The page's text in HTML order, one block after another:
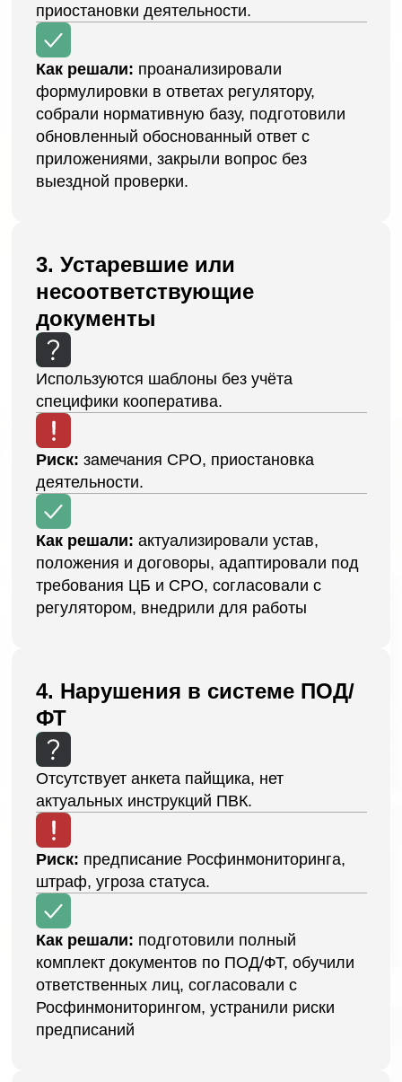
положения и договоры, адаптировали под
требования ЦБ и СРО, согласовали с
регулятором, внедрили для работы
4. Нарушения в системе ПОД/
ФТ
Отсутствует анкета пайщика, нет
актуальных инструкций ПВК.
Как решали:подготовили полный
комплект документов по ПОД/ФТ, обучили
ответственных лиц, согласовали с
Росфинмониторингом, устранили риски
предписаний
Ошибки в учете паевых
взносов и расчете резервов
Неправильный расчёт резервов, кривые
нормативы, неработающая учётная
политика.
Риск:подрыв финансовой устойчивости,
претензии от ЦБ, угроза вылета из реестра.
кооператив на норматив.